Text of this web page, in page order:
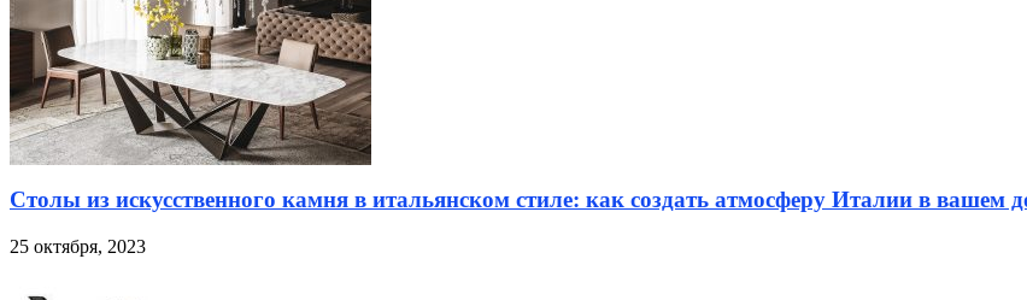
Столы из искусственного камня в итальянском стиле: как создать атмосферу Италии в вашем
25 октября, 2023